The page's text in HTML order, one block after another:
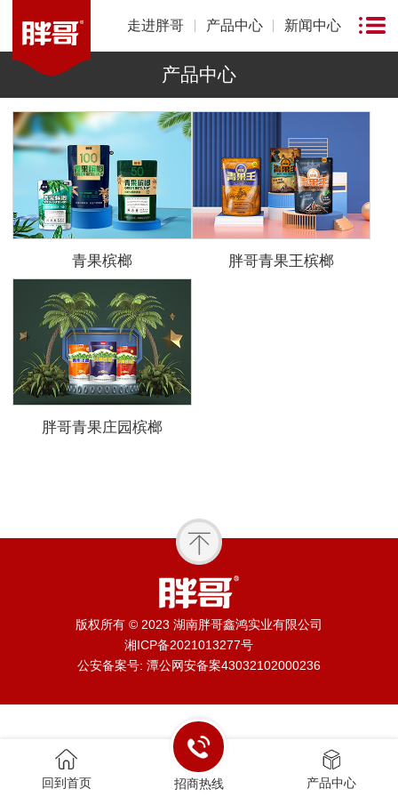
走进胖哥 产品中心 新闻中心
产品中心
青果槟榔 胖哥青果王槟榔
胖哥青果庄园槟榔
版权所有 © 2023 湖南胖哥鑫鸿实业有限公司
湘ICP备2021013277号
公安备案号: 潭公网安备案43032102000236
回到首页 招商热线 产品中心